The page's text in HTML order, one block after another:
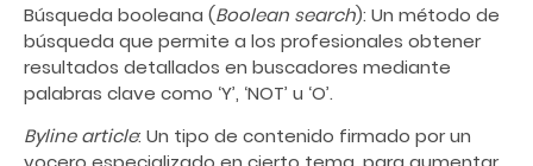
Búsqueda booleana (Boolean search): Un método de
búsqueda que permite a los profesionales obtener
resultados detallados en buscadores mediante
palabras clave como ‘Y’, ‘NOT’ u ‘O’.
Byline article: Un tipo de contenido firmado por un